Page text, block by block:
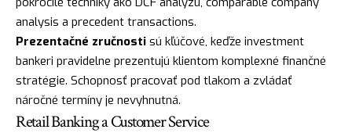
analysis a precedent transactions.
Prezentačné zručnosti sú kľúčové, keďže investment
bankeri pravidelne prezentujú klientom komplexné finančné
stratégie. Schopnosť pracovať pod tlakom a zvládať
náročné termíny je nevyhnutná.
Retail Banking a Customer Service